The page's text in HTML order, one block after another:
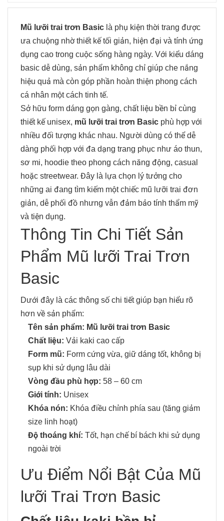
Mũ lưỡi trai trơn Basic là phụ kiện thời trang được
ưa chuộng nhờ thiết kế tối giản, hiện đại và tính ứng
dụng cao trong cuộc sống hàng ngày. Với kiểu dáng
basic dễ dùng, sản phẩm không chỉ giúp che nắng
hiệu quả mà còn góp phần hoàn thiện phong cách
cá nhân một cách tinh tế.
Sở hữu form dáng gọn gàng, chất liệu bền bỉ cùng
thiết kế unisex, mũ lưỡi trai trơn Basic phù hợp với
nhiều đối tượng khác nhau. Người dùng có thể dễ
dàng phối hợp với đa dạng trang phục như áo thun,
sơ mi, hoodie theo phong cách năng động, casual
hoặc streetwear. Đây là lựa chọn lý tưởng cho
những ai đang tìm kiếm một chiếc mũ lưỡi trai đơn
giản, dễ phối đồ nhưng vẫn đảm bảo tính thẩm mỹ
và tiện dụng.
Thông Tin Chi Tiết Sản
Phẩm Mũ lưỡi Trai Trơn
Basic
Dưới đây là các thông số chi tiết giúp bạn hiểu rõ
hơn về sản phẩm:
Tên sản phẩm: Mũ lưỡi trai trơn Basic
Chất liệu: Vải kaki cao cấp
Form mũ: Form cứng vừa, giữ dáng tốt, không bị
sụp khi sử dụng lâu dài
Vòng đầu phù hợp: 58 – 60 cm
Giới tính: Unisex
Khóa nón: Khóa điều chỉnh phía sau (tăng giảm
size linh hoạt)
Độ thoáng khí: Tốt, hạn chế bí bách khi sử dụng
ngoài trời
Ưu Điểm Nổi Bật Của Mũ
lưỡi Trai Trơn Basic